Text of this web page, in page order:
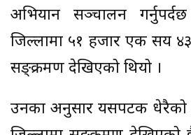
अभियान सञ्चालन
जिल्लामा ५१ हजार एक सय
सङ्क्रमण देखिएको थियो ।
उनका अनुसार यसपटक धेरैको